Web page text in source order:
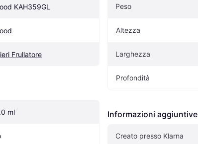
KAH359GL
Frullatore
ml
Peso
Altezza
Larghezza
Profondità
Informazioni aggiuntive
Creato presso Klarna